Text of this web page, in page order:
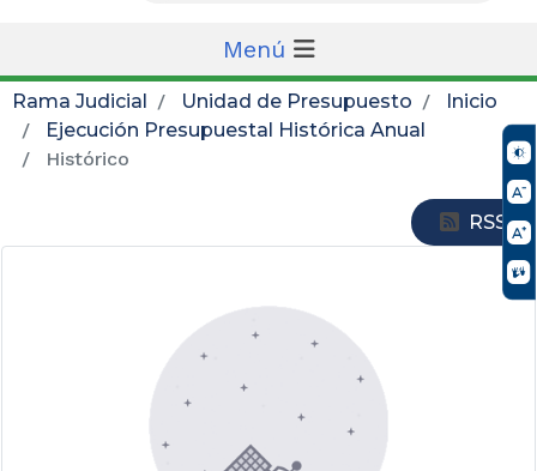
Menú
Rama Judicial Unidad de Presupuesto
Inicio
Ejecución Presupuestal Histórica Anual
Histórico
RSS